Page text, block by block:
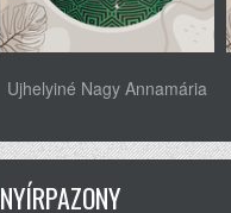
Ujhelyiné Nagy Annamária
NYÍRPAZONY